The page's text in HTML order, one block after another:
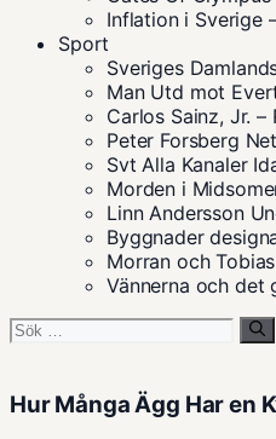
Inflation i Sverige
Sport
Sveriges
Man Utd mot
Carlos Sainz, Jr. –
Peter Forsberg
Svt Alla Kanaler
Morden i
Linn Andersson
Byggnader
Morran och
Vännerna och det
Sök
Hur Många Ägg Har en